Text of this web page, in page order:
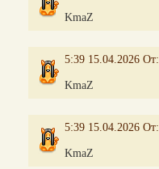
KmaZ
5:39 15.04.2026 От:
KmaZ
5:39 15.04.2026 От:
KmaZ